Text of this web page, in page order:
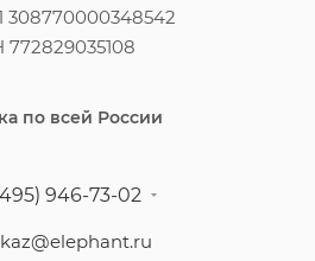
по всей России
946-73-02